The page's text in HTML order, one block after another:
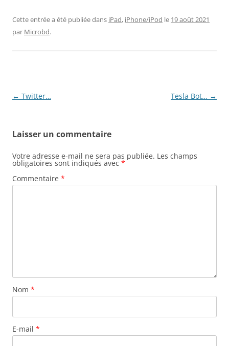
Cette entrée a été publiée dans iPad, iPhone/iPod le 19 août 2021
par Microbd.
Navigation
← Twitter… Tesla Bot… →
Laisser un commentaire
Votre adresse e-mail ne sera pas publiée. Les champs
obligatoires sont indiqués avec *
Commentaire *
Nom *
E-mail *